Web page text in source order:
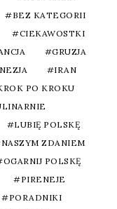
BEZ KATEGORII
CIEKAWOSTKI
GRUZJA
IRAN
PO KROKU
LUBIĘ POLSKĘ
NASZYM ZDANIEM
OGARNIJ POLSKĘ
PIRENEJE
PORADNIKI